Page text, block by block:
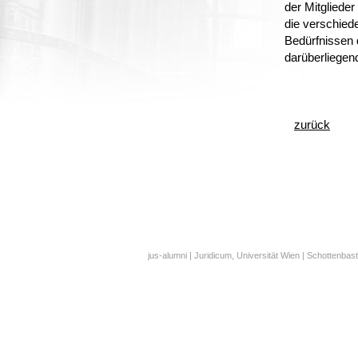
der
die
Bedürfnissen
zurück
jus-alumni | Juridicum, Universität Wien |